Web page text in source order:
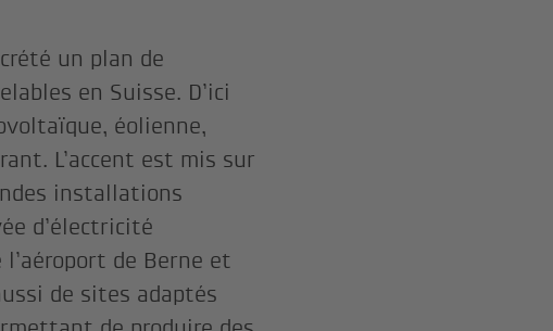
un plan de
en Suisse. D’ici
éolienne,
L’accent est mis sur
installations
d’électricité
de Berne et
de sites adaptés